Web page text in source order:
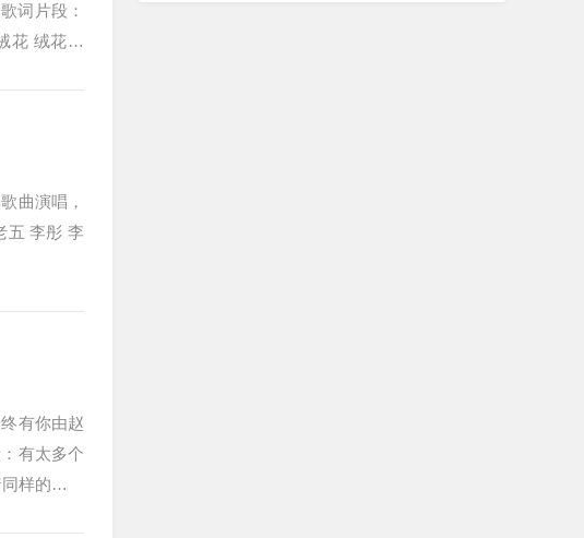
词片段：
花 绒花，
曲演唱，
五 李彤 李
有你由赵
有太多个
样的雨，